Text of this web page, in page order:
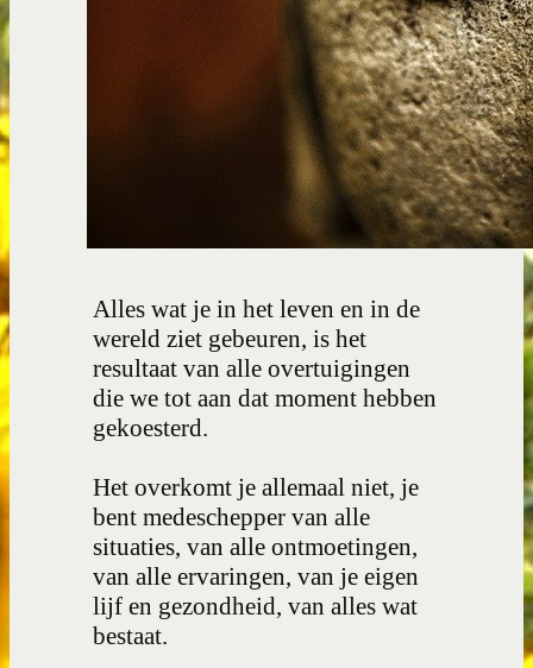
Alles wat je in het leven en in de
wereld ziet gebeuren, is het
resultaat van alle overtuigingen
die we tot aan dat moment hebben
gekoesterd.
Het overkomt je allemaal niet, je
bent medeschepper van alle
situaties, van alle ontmoetingen,
van alle ervaringen, van je eigen
lijf en gezondheid, van alles wat
bestaat.